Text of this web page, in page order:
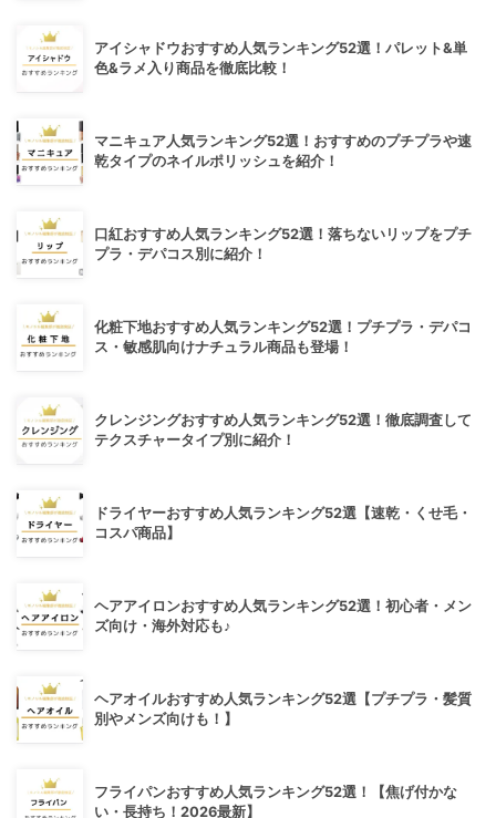
アイシャドウおすすめ人気ランキング52選！パレット&単
色&ラメ入り商品を徹底比較！
マニキュア人気ランキング52選！おすすめのプチプラや速
乾タイプのネイルポリッシュを紹介！
口紅おすすめ人気ランキング52選！落ちないリップをプチ
プラ・デパコス別に紹介！
化粧下地おすすめ人気ランキング52選！プチプラ・デパコ
ス・敏感肌向けナチュラル商品も登場！
クレンジングおすすめ人気ランキング52選！徹底調査して
テクスチャータイプ別に紹介！
ドライヤーおすすめ人気ランキング52選【速乾・くせ毛・
コスパ商品】
ヘアアイロンおすすめ人気ランキング52選！初心者・メン
ズ向け・海外対応も♪
ヘアオイルおすすめ人気ランキング52選【プチプラ・髪質
別やメンズ向けも！】
フライパンおすすめ人気ランキング52選！【焦げ付かな
い・長持ち！2026最新】